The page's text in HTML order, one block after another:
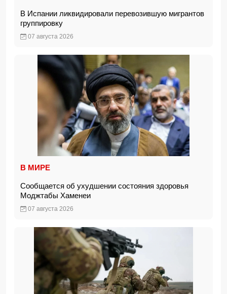
В Испании ликвидировали перевозившую мигрантов
группировку
07 августа 2026
В МИРЕ
Сообщается об ухудшении состояния здоровья
Моджтабы Хаменеи
07 августа 2026